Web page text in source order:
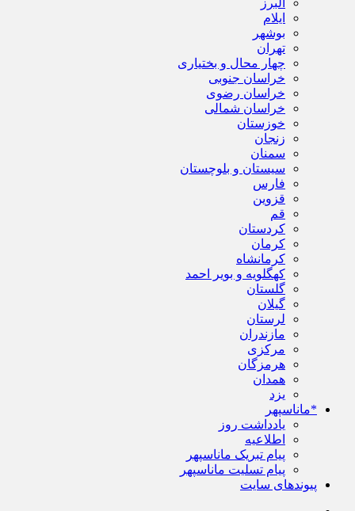
البرز
ایلام
بوشهر
تهران
چهار محال و بختیاری
خراسان جنوبی
خراسان رضوی
خراسان شمالی
خوزستان
زنجان
سمنان
سیستان و بلوچستان
فارس
قزوین
قم
کردستان
کرمان
کرمانشاه
کهگلویه و بویر احمد
گلستان
گیلان
لرستان
مازندران
مرکزی
هرمزگان
همدان
یزد
*ماناسپهر
یادداشت روز
اطلاعیه
پیام تبریک ماناسپهر
پیام تسلیت ماناسپهر
پیوندهای سایت